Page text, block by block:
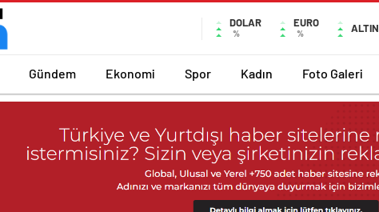
DOLAR
%
EURO
% ALTIN
Gündem Ekonomi Spor Kadın Foto Galeri